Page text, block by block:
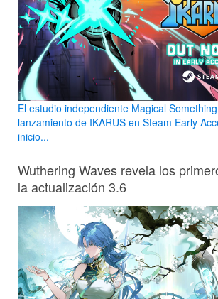
El estudio independiente Magical
lanzamiento de IKARUS en Steam Early
inicio...
Wuthering Waves revela los
la actualización 3.6